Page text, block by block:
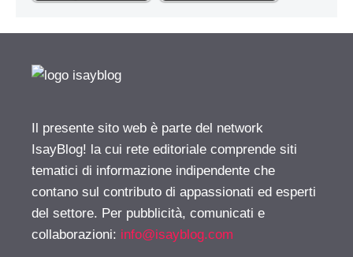
Il presente sito web è parte del network
IsayBlog! la cui rete editoriale comprende siti
tematici di informazione indipendente che
contano sul contributo di appassionati ed esperti
del settore. Per pubblicità, comunicati e
collaborazioni: info@isayblog.com